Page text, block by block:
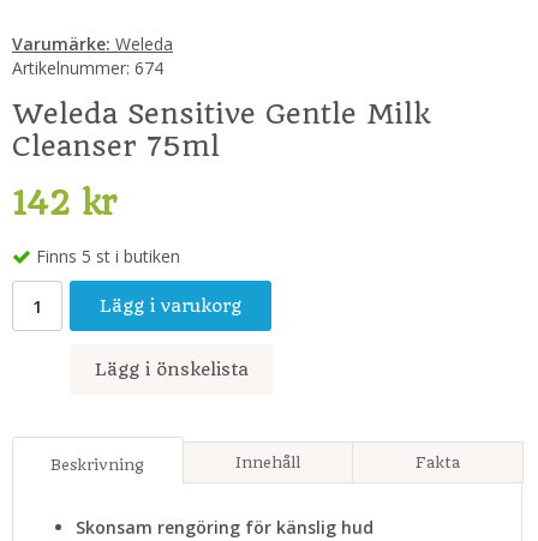
Varumärke: Weleda
Artikelnummer: 674
Weleda Sensitive Gentle Milk
Cleanser 75ml
142 kr
Finns 5 st i butiken
Lägg i varukorg
Lägg i önskelista
Beskrivning Innehåll Fakta
Skonsam rengöring för känslig hud